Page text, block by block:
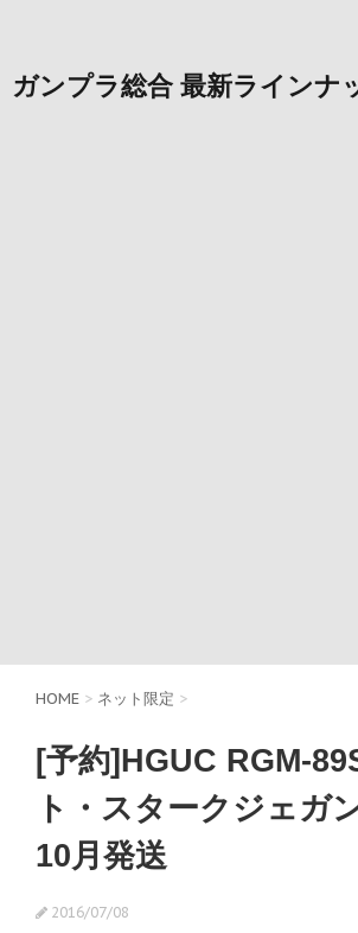
ガンプラ総合 最新ラインナ
HOME > ネット限定 >
[予約]HGUC RGM-
ト・スタークジェガ
10月発送
2016/07/08